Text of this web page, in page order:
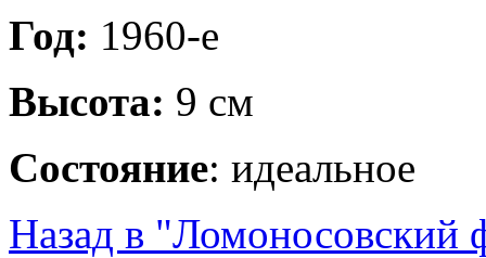
Год: 1960-е
Высота: 9 см
Состояние: идеальное
Назад в